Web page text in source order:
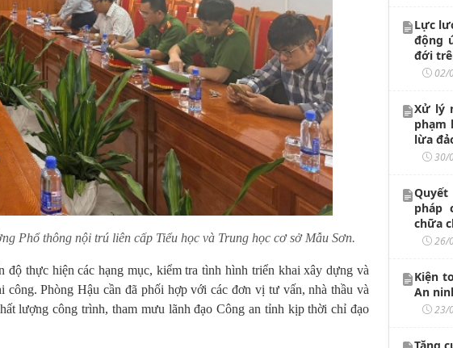
Phổ thông nội trú liên cấp Tiểu học và Trung học cơ sở Mẫu Sơn.
thực hiện các hạng mục, kiểm tra tình hình triển khai xây dựng và
Phòng Hậu cần đã phối hợp với các đơn vị tư vấn, nhà thầu và
lượng công trình, tham mưu lãnh đạo Công an tỉnh kịp thời chỉ đạo
Lực
động
đới
02/
Xử lý
phạm
lừa
30/
pháp
chữa
26/
Kiện
An
23/
Tăng